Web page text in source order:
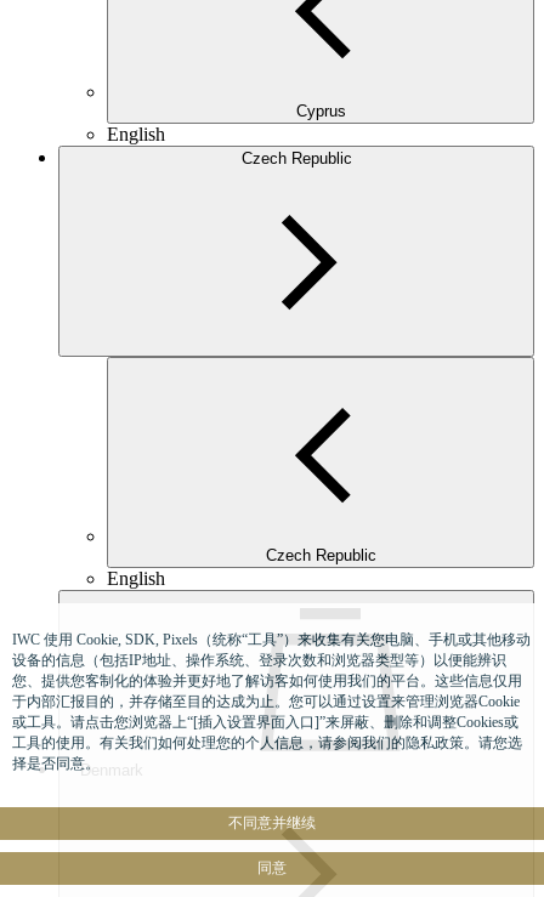
Cyprus
English
Czech Republic
Czech Republic
English
Denmark
IWC 使用 Cookie, SDK, Pixels（统称“工具”）来收集有关您电脑、手机或其他移动
设备的信息（包括IP地址、操作系统、登录次数和浏览器类型等）以便能辨识
您、提供您客制化的体验并更好地了解访客如何使用我们的平台。这些信息仅用
于内部汇报目的，并存储至目的达成为止。您可以通过设置来管理浏览器Cookie
或工具。请点击您浏览器上“[插入设置界面入口]”来屏蔽、删除和调整Cookies或
工具的使用。有关我们如何处理您的个人信息，请参阅我们的隐私政策。请您选
择是否同意。
不同意并继续
同意